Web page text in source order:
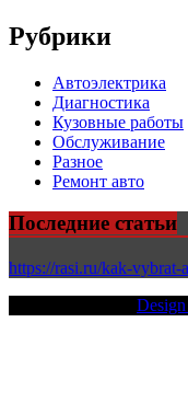
Рубрики
Автоэлектрика
Диагностика
Кузовные работы
Обслуживание
Разное
Ремонт авто
Последние статьи
https://rasi.ru/kak-